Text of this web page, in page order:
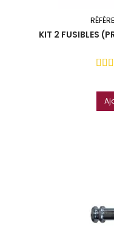
KIT 2 FUSIBLES